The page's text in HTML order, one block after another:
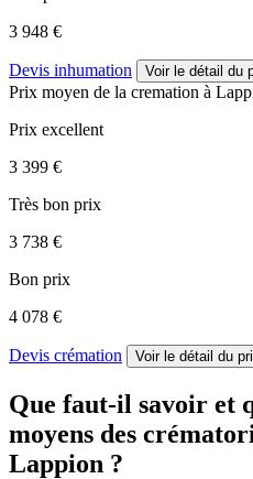
3 948 €
Devis inhumation Voir le détail du
Prix moyen de la cremation à
Prix excellent
3 399 €
Très bon prix
3 738 €
Bon prix
4 078 €
Devis crémation Voir le détail du
Que faut-il savoir et
moyens des
Lappion ?